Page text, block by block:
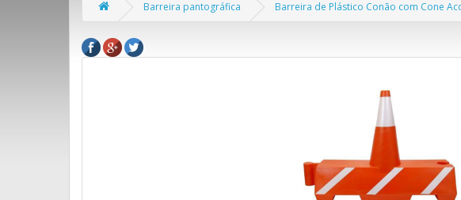
Barreira pantográfica Barreira de Plástico Conão com Cone